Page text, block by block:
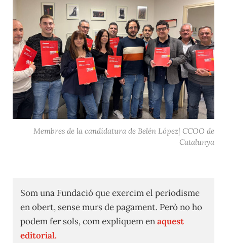
Membres de la candidatura de Belén López| CCOO de
Catalunya
Som una Fundació que exercim el periodisme
en obert, sense murs de pagament. Però no ho
podem fer sols, com expliquem enaquest
editorial.